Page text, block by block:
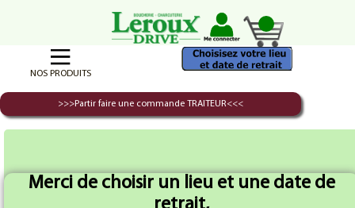
NOS PRODUITS
>>>Partir faire une commande TRAITEUR<<<
Merci de choisir un lieu et une date de